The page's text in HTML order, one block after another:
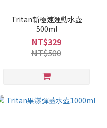
Tritan新極速運動水壺
500ml
NT$329
NT$500